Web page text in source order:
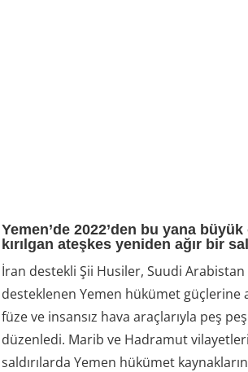
Yemen’de 2022’den bu yana
kırılgan ateşkes yeniden ağır bir
İran destekli Şii Husiler, Suudi Arabistan
desteklenen Yemen hükümet güçlerine
füze ve insansız hava araçlarıyla peş
düzenledi. Marib ve Hadramut
saldırılarda Yemen hükümet